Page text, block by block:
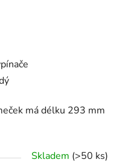
má délku 293 mm
Skladem (>50 ks)